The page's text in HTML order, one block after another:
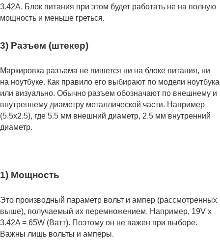
3.42А. Блок питания при этом будет работать не на полную
мощность и меньше греться.
3) Разъем (штекер)
Маркировка разъема не пишется ни на блоке питания, ни
на ноутбуке. Как правило его выбирают по модели ноутбука
или визуально. Обычно разъем обозначают по внешнему и
внутреннему диаметру металлической части. Например
(5.5x2.5), где 5.5 мм внешний диаметр, 2.5 мм внутренний
диаметр.
1) Мощность
Это производный параметр вольт и ампер (рассмотренных
выше), получаемый их перемножением. Например, 19V x
3.42A = 65W (Ватт). Поэтому он не важен при выборе.
Важны лишь вольты и амперы.